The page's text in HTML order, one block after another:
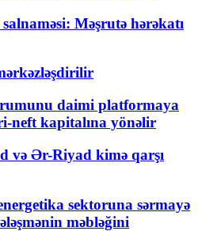
salnaməsi: Məşrutə hərəkatı
daimi platformaya
neft kapitalına yönəlir
və Ər-Riyad kimə qarşı
sektoruna sərmayə
məbləğini